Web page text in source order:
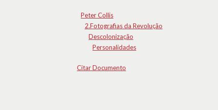
Peter Collis
2.Fotografias da Revolução
Descolonização
Personalidades
Citar Documento